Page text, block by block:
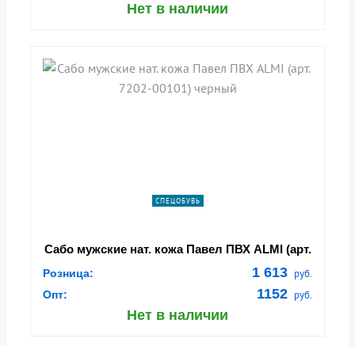
Нет в наличии
СПЕЦОБУВЬ
Сабо мужские нат. кожа Павел ПВХ ALMI (арт.
Розница: 1 613 руб.
Опт: 1152 руб.
Нет в наличии